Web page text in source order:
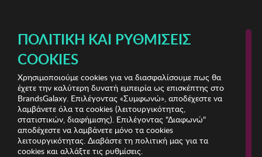
Kenneth Cole Watches ΑΝΤΡΑΣ
Kenneth Cole Watches
Λήγει σε: 00ημέρες | 00ώρες 00λεπτά 00δευτ.
ΠΟΛΙΤΙΚΉ ΚΑΙ ΡΥΘΜΊΣΕΙΣ
COOKIES
Χρησιμοποιούμε cookies για να διασφαλίσουμε πως θα
έχετε την καλύτερη δυνατή εμπειρία ως επισκέπτης στο
BrandsGalaxy. Επιλέγοντας «Συμφωνώ», αποδέχεστε να
λαμβάνετε όλα τα cookies (λειτουργικότητας,
στατιστικών, διαφήμισης). Επιλέγοντας "Διαφωνώ"
αποδέχεστε να λαμβάνετε μόνο τα cookies
λειτουργικότητας. Διαβάστε τη πολιτική μας για τα
cookies και αλλάξτε τις ρυθμίσεις.